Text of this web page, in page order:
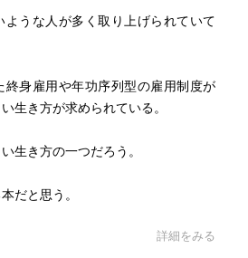
ような人が多く取り上げられていて
終身雇用や年功序列型の雇用制度が
生き方が求められている。
生き方の一つだろう。
だと思う。
詳細をみる